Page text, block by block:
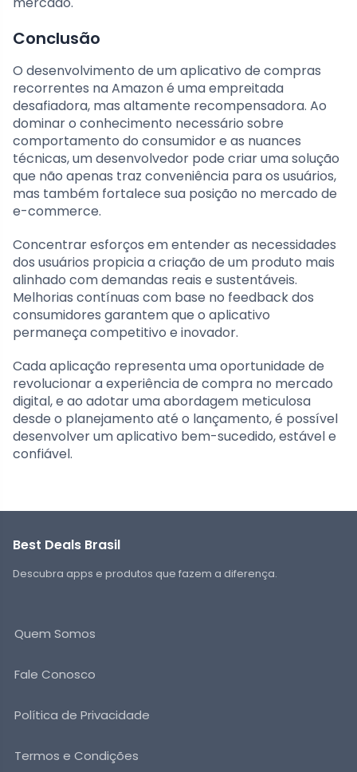
Conclusão
O desenvolvimento de um aplicativo de compras
recorrentes na Amazon é uma empreitada
desafiadora, mas altamente recompensadora. Ao
dominar o conhecimento necessário sobre
comportamento do consumidor e as nuances
técnicas, um desenvolvedor pode criar uma solução
que não apenas traz conveniência para os usuários,
mas também fortalece sua posição no mercado de
e-commerce.
Concentrar esforços em entender as necessidades
dos usuários propicia a criação de um produto mais
alinhado com demandas reais e sustentáveis.
Melhorias contínuas com base no feedback dos
consumidores garantem que o aplicativo
permaneça competitivo e inovador.
Cada aplicação representa uma oportunidade de
revolucionar a experiência de compra no mercado
digital, e ao adotar uma abordagem meticulosa
desde o planejamento até o lançamento, é possível
desenvolver um aplicativo bem-sucedido, estável e
confiável.
Best Deals Brasil
Descubra apps e produtos que fazem a diferença.
Quem Somos
Fale Conosco
Política de Privacidade
Termos e Condições